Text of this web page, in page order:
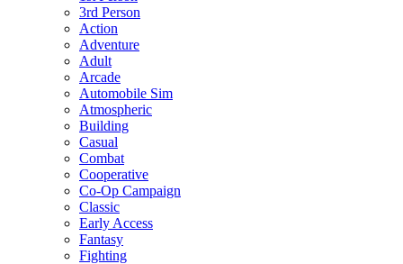
3rd Person
Action
Adventure
Adult
Arcade
Automobile Sim
Atmospheric
Building
Casual
Combat
Cooperative
Co-Op Campaign
Classic
Early Access
Fantasy
Fighting